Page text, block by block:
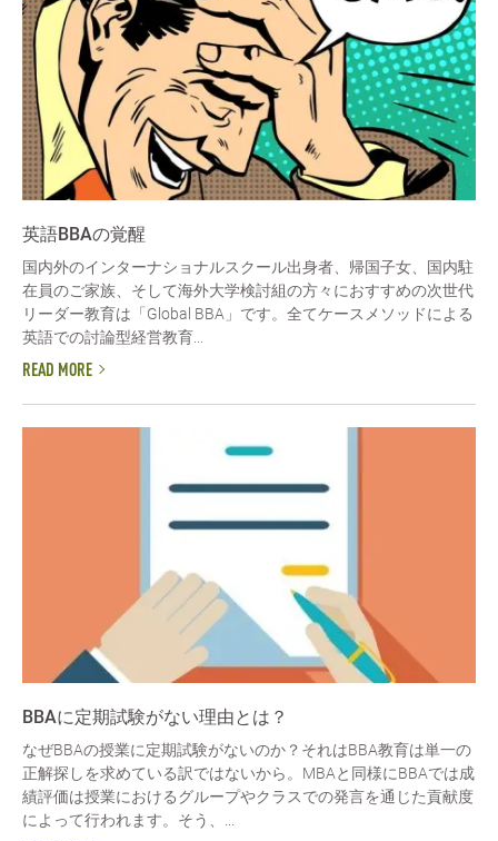
英語BBAの覚醒
国内外のインターナショナルスクール出身者、帰国子女、国内駐
在員のご家族、そして海外大学検討組の方々におすすめの次世代
リーダー教育は「Global BBA」です。全てケースメソッドによる
英語での討論型経営教育...
READ MORE
BBAに定期試験がない理由とは？
なぜBBAの授業に定期試験がないのか？それはBBA教育は単一の
正解探しを求めている訳ではないから。MBAと同様にBBAでは成
績評価は授業におけるグループやクラスでの発言を通じた貢献度
によって行われます。そう、...